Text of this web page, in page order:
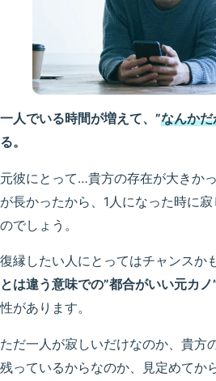
一人でいる時間が増えて、”なんか
る。
元彼にとって…貴方の存在が大きか
が長かったから、1人になった時に
のでしょう。
復縁したい人にとってはチャンスか
とは違う意味での”都合がいい元カノ
性があります。
ただ一人が寂しいだけなのか、貴方
残っているからなのか、見定めてか